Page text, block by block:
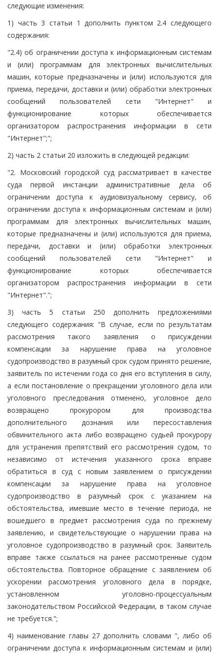
следующие изменения:
1) часть 3 статьи 1 дополнить пунктом 2.4 следующего
содержания:
"2.4) об ограничении доступа к информационным системам
и (или) программам для электронных вычислительных
машин, которые предназначены и (или) используются для
приема, передачи, доставки и (или) обработки электронных
сообщений пользователей сети "Интернет" и
функционирование которых обеспечивается
организатором распространения информации в сети
"Интернет";";
2) часть 2 статьи 20 изложить в следующей редакции:
"2. Московский городской суд рассматривает в качестве
суда первой инстанции административные дела об
ограничении доступа к аудиовизуальному сервису, об
ограничении доступа к информационным системам и (или)
программам для электронных вычислительных машин,
которые предназначены и (или) используются для приема,
передачи, доставки и (или) обработки электронных
сообщений пользователей сети "Интернет" и
функционирование которых обеспечивается
организатором распространения информации в сети
"Интернет".";
3) часть 5 статьи 250 дополнить предложениями
следующего содержания: "В случае, если по результатам
рассмотрения такого заявления о присуждении
компенсации за нарушение права на уголовное
судопроизводство в разумный срок судом принято решение,
заявитель по истечении года со дня его вступления в силу,
а если постановление о прекращении уголовного дела или
уголовного преследования отменено, уголовное дело
возвращено прокурором для производства
дополнительного дознания или пересоставления
обвинительного акта либо возвращено судьей прокурору
для устранения препятствий его рассмотрения судом, то
независимо от истечения указанного срока вправе
обратиться в суд с новым заявлением о присуждении
компенсации за нарушение права на уголовное
судопроизводство в разумный срок с указанием на
обстоятельства, имевшие место в течение периода, не
вошедшего в предмет рассмотрения суда по прежнему
заявлению, и свидетельствующие о нарушении права на
уголовное судопроизводство в разумный срок. Заявитель
вправе также ссылаться на ранее рассмотренные судом
обстоятельства. Повторное обращение с заявлением об
ускорении рассмотрения уголовного дела в порядке,
установленном уголовно-процессуальным
законодательством Российской Федерации, в таком случае
не требуется.";
4) наименование главы 27 дополнить словами ", либо об
ограничении доступа к информационным системам и (или)